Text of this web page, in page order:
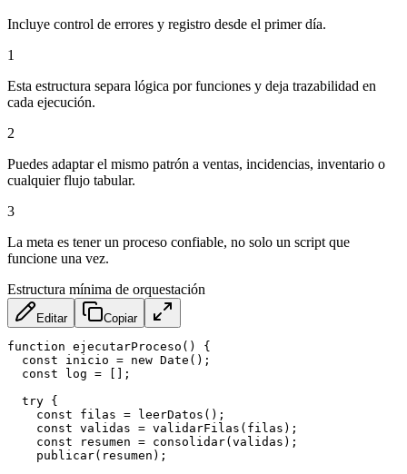
Incluye control de errores y registro desde el primer día.
1
Esta estructura separa lógica por funciones y deja trazabilidad en
cada ejecución.
2
Puedes adaptar el mismo patrón a ventas, incidencias, inventario o
cualquier flujo tabular.
3
La meta es tener un proceso confiable, no solo un script que
funcione una vez.
Estructura mínima de orquestación
Editar Copiar
function ejecutarProceso ( )
{
const inicio = new Date ( ) ;
const log =
;
try {
const filas = leerDatos ( ) ;
const validas = validarFilas ( filas ) ;
const resumen = consolidar( validas ) ;
publicar( resumen ) ;